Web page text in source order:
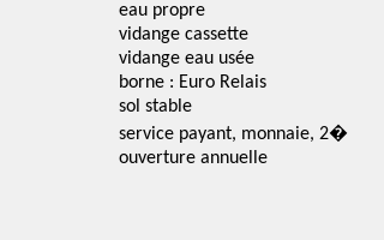
eau propre
vidange cassette
vidange eau usée
borne : Euro Relais
sol stable
service payant, monnaie, 2�
ouverture annuelle